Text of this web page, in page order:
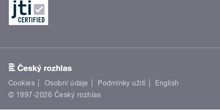
Cookies Osobní údaje Podmínky užití
English
© 1997-2026 Český rozhlas